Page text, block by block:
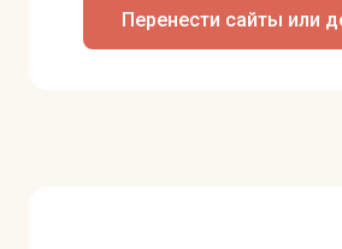
Перенести сайты или